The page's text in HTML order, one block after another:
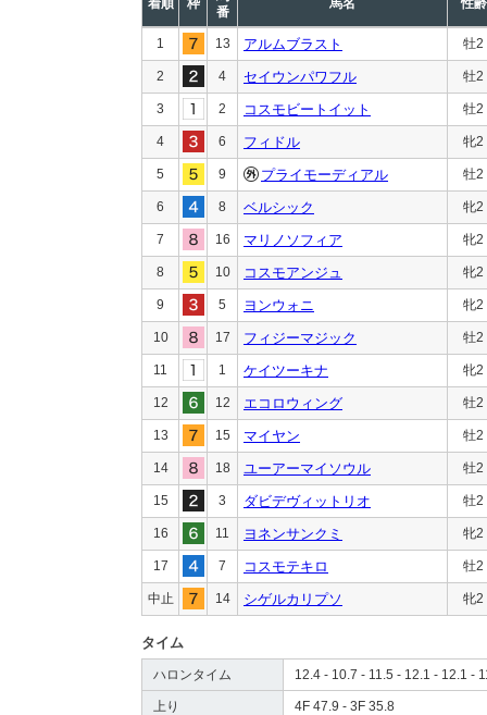
着順 枠
番
馬名 性齢
1 13 アルムブラスト 牡2
2 4 セイウンパワフル 牡2
3 2 コスモビートイット 牡2
4 6 フィドル 牝2
5 9 プライモーディアル 牡2
6 8 ベルシック 牝2
7 16 マリノソフィア 牝2
8 10 コスモアンジュ 牝2
9 5 ヨンウォニ 牝2
10 17 フィジーマジック 牡2
11 1 ケイツーキナ 牝2
12 12 エコロウィング 牡2
13 15 マイヤン 牡2
14 18 ユーアーマイソウル 牡2
15 3 ダビデヴィットリオ 牡2
16 11 ヨネンサンクミ 牝2
17 7 コスモテキロ 牡2
中止 14 シゲルカリプソ 牝2
タイム
ハロンタイム 12.4 - 10.7 - 11.5 - 12.1 - 12.1 -
上り 4F 47.9 - 3F 35.8